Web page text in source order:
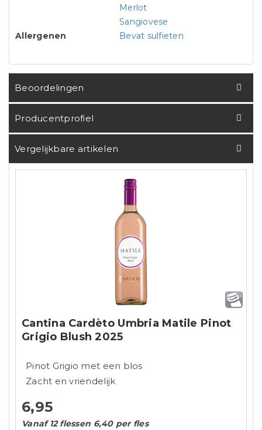
Merlot
Sangiovese
Allergenen
Bevat sulfieten
Beoordelingen
Producentprofiel
Vergelijkbare artikelen
Cantina Cardèto Umbria Matile Pinot
Grigio Blush 2025
Pinot Grigio met een blos
Zacht en vriendelijk
6,95
Vanaf 12 flessen 6,40 per fles